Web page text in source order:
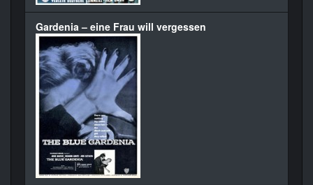
Gardenia – eine Frau will vergessen